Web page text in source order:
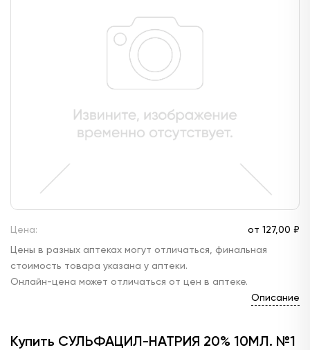
Цена: от 127,00 ₽
Цены в разных аптеках могут отличаться, финальная
стоимость товара указана у аптеки.
Онлайн-цена может отличаться от цен в аптеке.
Описание
Купить СУЛЬФАЦИЛ-НАТРИЯ 20% 10МЛ. №1